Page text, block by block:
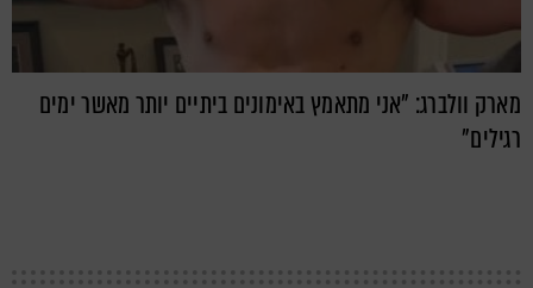
מארק וולברג: "אני מתאמץ באימונים ביתיים יותר מאשר ימים
רגילים"